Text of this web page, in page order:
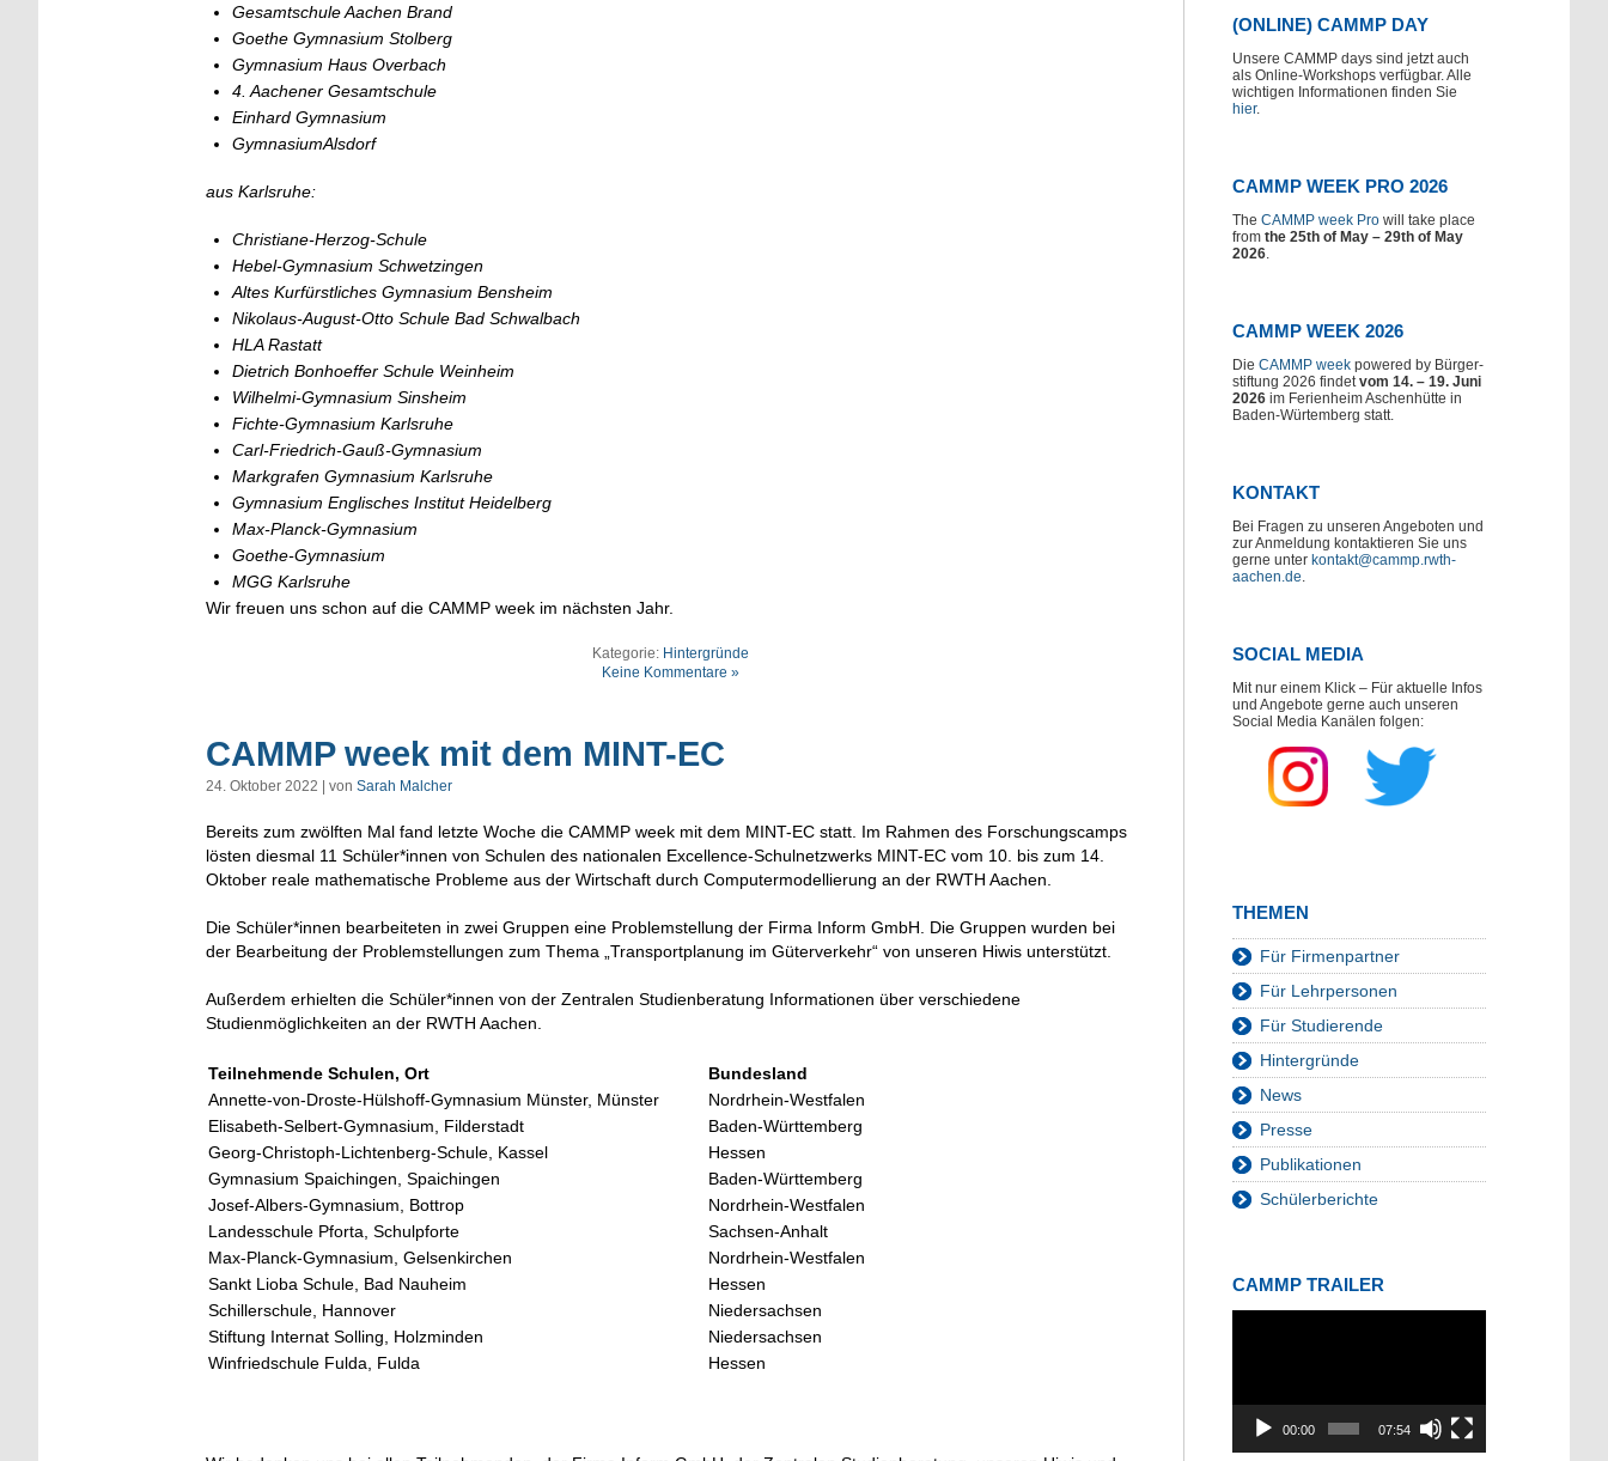
Gesamtschule Aachen Brand
Goethe Gymnasium Stolberg
Gymnasium Haus Overbach
4. Aachener Gesamtschule
Einhard Gymnasium
GymnasiumAlsdorf
aus Karlsruhe:
Christiane-Herzog-Schule
Hebel-Gymnasium Schwetzingen
Altes Kurfürstliches Gymnasium Bensheim
Nikolaus-August-Otto Schule Bad Schwalbach
HLA Rastatt
Dietrich Bonhoeffer Schule Weinheim
Wilhelmi-Gymnasium Sinsheim
Fichte-Gymnasium Karlsruhe
Carl-Friedrich-Gauß-Gymnasium
Markgrafen Gymnasium Karlsruhe
Gymnasium Englisches InstitutHeidelberg
Max-Planck-Gymnasium
Goethe-Gymnasium
MGG Karlsruhe
Wir freuen uns schon auf die CAMMP week im nächsten Jahr.
Kategorie: Hintergründe
Keine Kommentare »
CAMMP week mit dem MINT-EC
24. Oktober 2022 | von Sarah Malcher
Bereits zum zwölften Mal fand letzte Woche die CAMMP week mit dem MINT-EC statt. Im Rahmen des Forschungscamps
lösten diesmal 11 Schüler*innen von Schulen des nationalen Excellence-Schulnetzwerks MINT-EC vom 10. bis zum 14.
Oktober reale mathematische Probleme aus der Wirtschaft durch Computermodellierung an der RWTH Aachen.
Die Schüler*innen bearbeiteten in zwei Gruppen eine Problemstellung der Firma Inform GmbH. Die Gruppen wurden bei
der Bearbeitung der Problemstellungen zum Thema „Transportplanung im Güterverkehr“ von unseren Hiwis unterstützt.
Außerdem erhielten die Schüler*innen von der Zentralen Studienberatung Informationen über verschiedene
Studienmöglichkeiten an der RWTH Aachen.
Teilnehmende Schulen, Ort
Bundesland
Annette-von-Droste-Hülshoff-Gymnasium Münster, Münster
Nordrhein-Westfalen
Elisabeth-Selbert-Gymnasium, Filderstadt
Baden-Württemberg
Georg-Christoph-Lichtenberg-Schule, Kassel
Hessen
Gymnasium Spaichingen, Spaichingen
Baden-Württemberg
Josef-Albers-Gymnasium, Bottrop
Nordrhein-Westfalen
Landesschule Pforta, Schulpforte
Sachsen-Anhalt
Max-Planck-Gymnasium, Gelsenkirchen
Nordrhein-Westfalen
Sankt Lioba Schule, Bad Nauheim
Hessen
Schillerschule, Hannover
Niedersachsen
Stiftung Internat Solling, Holzminden
Niedersachsen
Winfriedschule Fulda, Fulda
Hessen
(ONLINE) CAMMP DAY
Unsere CAMMP days sind jetzt auch
als Online-Workshops verfügbar. Alle
wichtigen Informationen finden Sie
hier.
CAMMP WEEK PRO 2026
The CAMMP week Pro will take place
from the 25th of May – 29th of May
2026.
CAMMP WEEK 2026
Die CAMMP week powered by Bürger-
stiftung 2026 findetvom 14. – 19. Juni
2026 im Ferienheim Aschenhütte in
Baden-Würtemberg statt.
KONTAKT
Bei Fragen zu unseren Angeboten und
zur Anmeldung kontaktieren Sie uns
gerne unter kontakt@cammp.rwth-
aachen.de.
SOCIAL MEDIA
Mit nur einem Klick – Für aktuelle Infos
und Angebote gerne auch unseren
Social Media Kanälen folgen:
THEMEN
Für Firmenpartner
Für Lehrpersonen
Für Studierende
Hintergründe
News
Presse
Publikationen
Schülerberichte
CAMMP TRAILER
00:00 07:54